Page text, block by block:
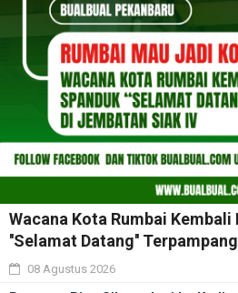
Wacana Kota Rumbai
''Selamat Datang''
08 Agustus 2026